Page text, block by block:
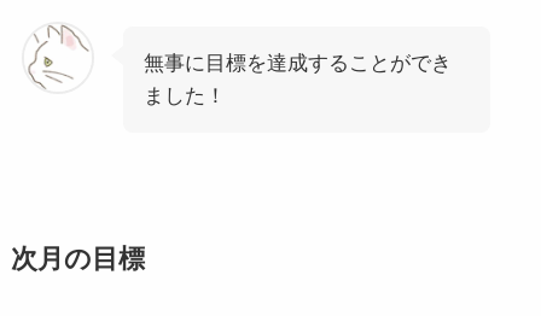
無事に目標を達成することができ
ました！
次月の目標